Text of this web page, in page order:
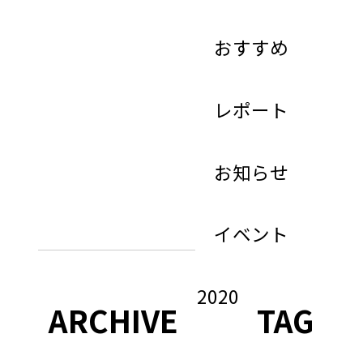
おすすめ
レポート
お知らせ
イベント
ARCHIVE
2020
TAG